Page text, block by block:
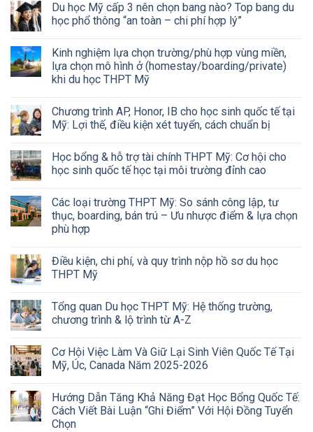
Du học Mỹ cấp 3 nên chọn bang nào? Top bang du
học phổ thông “an toàn – chi phí hợp lý”
Kinh nghiệm lựa chọn trường/phù hợp vùng miền,
lựa chọn mô hình ở (homestay/boarding/private)
khi du học THPT Mỹ
Chương trình AP, Honor, IB cho học sinh quốc tế tại
Mỹ: Lợi thế, điều kiện xét tuyển, cách chuẩn bị
Học bổng & hỗ trợ tài chính THPT Mỹ: Cơ hội cho
học sinh quốc tế học tại môi trường đỉnh cao
Các loại trường THPT Mỹ: So sánh công lập, tư
thục, boarding, bán trú – Ưu nhược điểm & lựa chọn
phù hợp
Điều kiện, chi phí, và quy trình nộp hồ sơ du học
THPT Mỹ
Tổng quan Du học THPT Mỹ: Hệ thống trường,
chương trình & lộ trình từ A-Z
Cơ Hội Việc Làm Và Giữ Lại Sinh Viên Quốc Tế Tại
Mỹ, Úc, Canada Năm 2025-2026
Hướng Dẫn Tăng Khả Năng Đạt Học Bổng Quốc Tế:
Cách Viết Bài Luận “Ghi Điểm” Với Hội Đồng Tuyển
Chọn